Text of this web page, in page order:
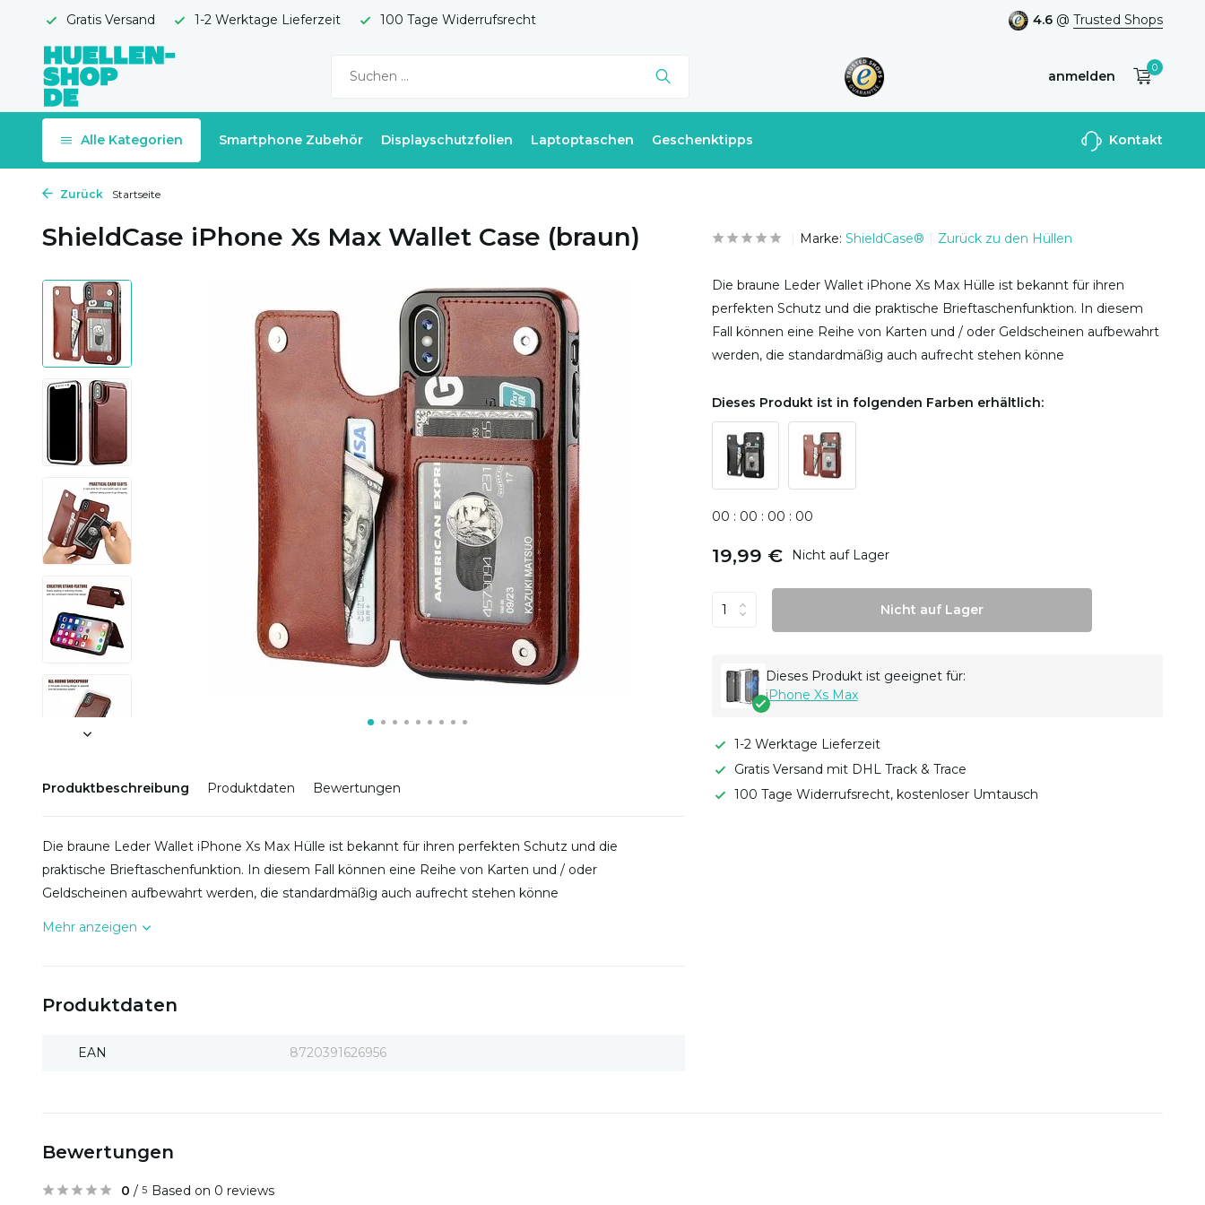
Gratis Versand 1-2 Werktage Lieferzeit 100 Tage Widerrufsrecht 4.6 @ Trusted Shops
anmelden
Benutzerkonto
0
Alle Kategorien Smartphone Zubehör Displayschutzfolien Laptoptaschen Geschenktipps Kontakt
Zurück Startseite
ShieldCase iPhone Xs Max Wallet Case (braun)
Produktbeschreibung Produktdaten Bewertungen
Die braune Leder Wallet iPhone Xs Max Hülle ist bekannt für ihren perfekten Schutz und die
praktische Brieftaschenfunktion. In diesem Fall können eine Reihe von Karten und / oder
Geldscheinen aufbewahrt werden, die standardmäßig auch aufrecht stehen könne
Mehr anzeigen
Produktdaten
EAN 8720391626956
Marke: ShieldCase® Zurück zu den Hüllen
Die braune Leder Wallet iPhone Xs Max Hülle ist bekannt für ihren
perfekten Schutz und die praktische Brieftaschenfunktion. In diesem
Fall können eine Reihe von Karten und / oder Geldscheinen aufbewahrt
werden, die standardmäßig auch aufrecht stehen könne
Dieses Produkt ist in folgenden Farben erhältlich:
00 : 00 : 00 : 00
19,99 € Nicht auf Lager
Nicht auf Lager
Dieses Produkt ist geeignet für:
iPhone Xs Max
1-2 Werktage Lieferzeit
Gratis Versand mit DHL Track & Trace
100 Tage Widerrufsrecht, kostenloser Umtausch
Bewertungen
0 / 5 Based on 0 reviews